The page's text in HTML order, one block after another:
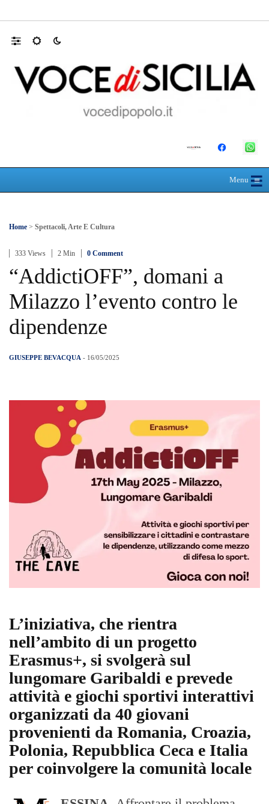
Menu≡
☰
Home > Spettacoli, Arte E Cultura
333 Views 2 Min 0 Comment
“AddictiOFF”, domani a
Milazzo l’evento contro le
dipendenze
GIUSEPPE BEVACQUA - 16/05/2025
L’iniziativa, che rientra
nell’ambito di un progetto
Erasmus+, si svolgerà sul
lungomare Garibaldi e prevede
attività e giochi sportivi interattivi
organizzati da 40 giovani
provenienti da Romania, Croazia,
Polonia, Repubblica Ceca e Italia
per coinvolgere la comunità locale